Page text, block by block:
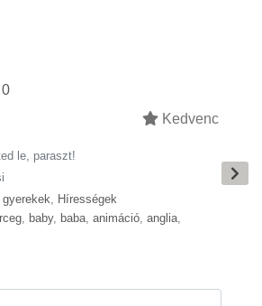
0
Kedvenc
le, paraszt!
gyerekek, Hírességek
, baby, baba, animáció, anglia,